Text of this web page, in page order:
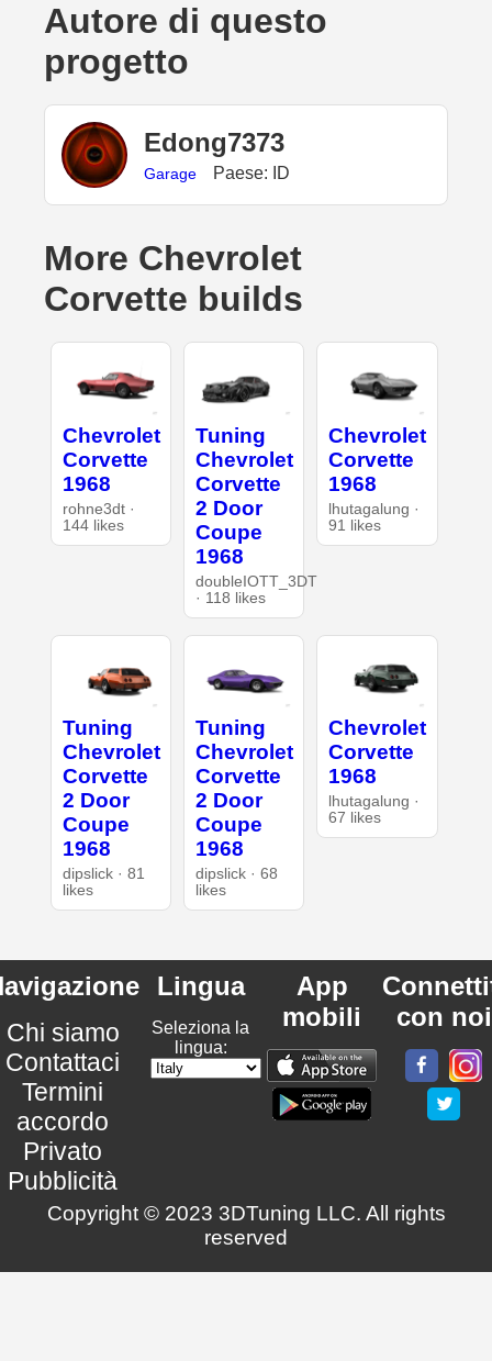
Autore di questo
progetto
Edong7373
Garage Paese: ID
More Chevrolet
Corvette builds
Chevrolet
Corvette
1968
rohne3dt ·
144 likes
Tuning
Chevrolet
Corvette
2 Door
Coupe
1968
doubleIOTT_3DT
· 118 likes
Chevrolet
Corvette
1968
lhutagalung ·
91 likes
Tuning
Chevrolet
Corvette
2 Door
Coupe
1968
dipslick · 81
likes
Tuning
Chevrolet
Corvette
2 Door
Coupe
1968
dipslick · 68
likes
Chevrolet
Corvette
1968
lhutagalung ·
67 likes
Chi siamo
Contattaci
Termini
accordo
Privato
Pubblicità
Lingua
Seleziona la
lingua:
App
mobili
con noi
Copyright © 2023 3DTuning LLC. All rights
reserved